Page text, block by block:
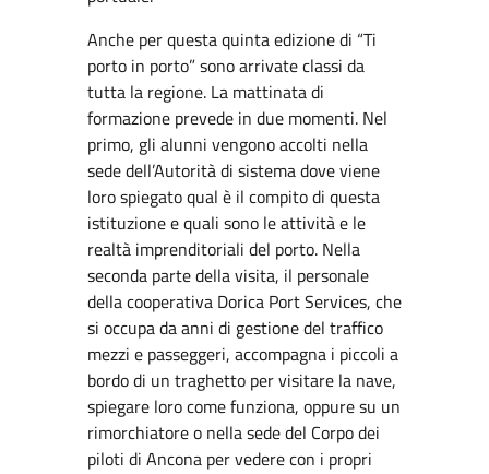
Anche per questa quinta edizione di “Ti
porto in porto” sono arrivate classi da
tutta la regione. La mattinata di
formazione prevede in due momenti. Nel
primo, gli alunni vengono accolti nella
sede dell’Autorità di sistema dove viene
loro spiegato qual è il compito di questa
istituzione e quali sono le attività e le
realtà imprenditoriali del porto. Nella
seconda parte della visita, il personale
della cooperativa Dorica Port Services, che
si occupa da anni di gestione del traffico
mezzi e passeggeri, accompagna i piccoli a
bordo di un traghetto per visitare la nave,
spiegare loro come funziona, oppure su un
rimorchiatore o nella sede del Corpo dei
piloti di Ancona per vedere con i propri